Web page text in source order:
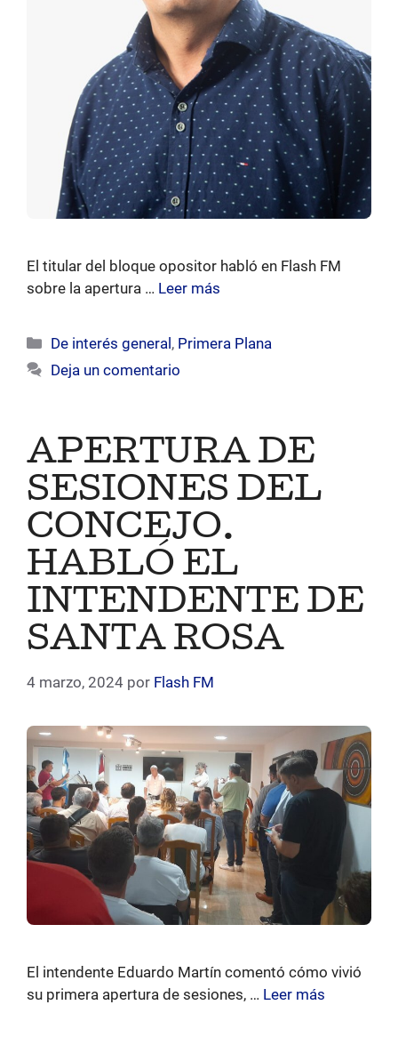
El titular del bloque opositor habló en Flash FM
sobre la apertura … Leer más
Categorías
De interés general , Primera Plana
Deja un comentario
APERTURA DE
SESIONES DEL
CONCEJO.
HABLÓ EL
INTENDENTE DE
SANTA ROSA
4 marzo, 2024 por Flash FM
El intendente Eduardo Martín comentó cómo vivió
su primera apertura de sesiones, … Leer más